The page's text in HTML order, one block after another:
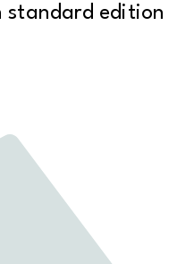
standard edition